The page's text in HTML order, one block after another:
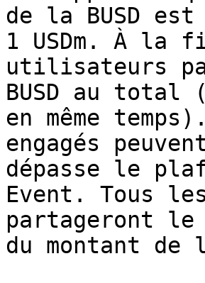
de la BUSD
1 USDm. À la
utilisateurs
BUSD au total
en même
engagés
dépasse le
Event. Tous
partageront le
du montant de